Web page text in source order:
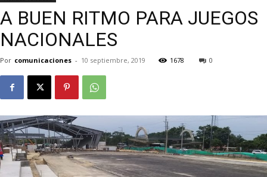
A BUEN RITMO PARA JUEGOS
NACIONALES
Por comunicaciones - 10 septiembre, 2019 1678 0